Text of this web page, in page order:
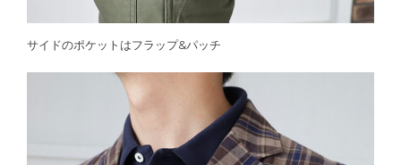
サイドのポケットはフラップ&パッチ